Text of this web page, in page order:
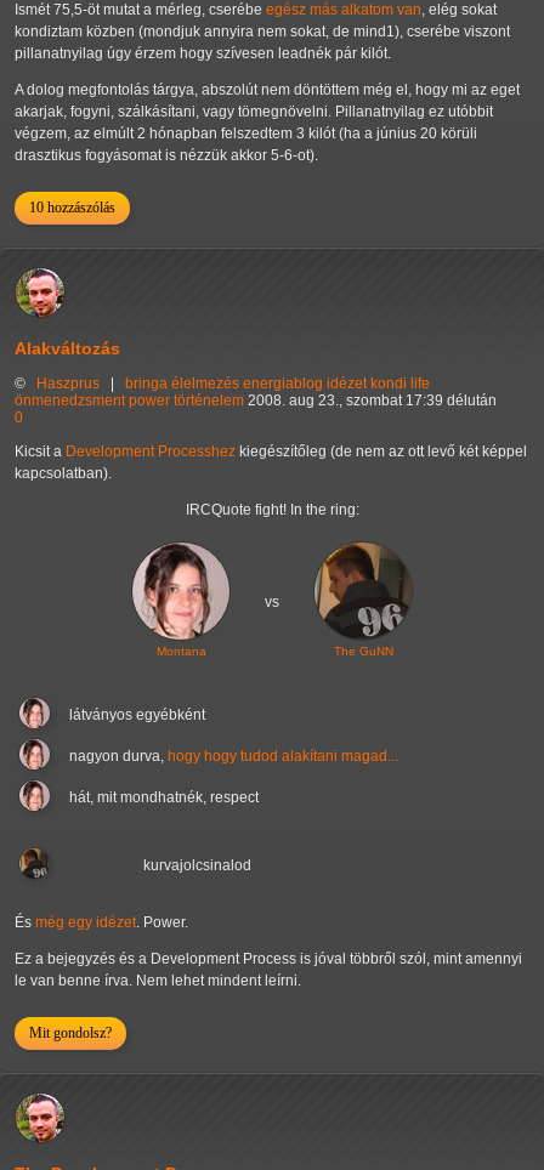
Ismét 75,5-öt mutat a mérleg, cserébe egész más alkatom van, elég sokat
kondiztam közben (mondjuk annyira nem sokat, de mind1), cserébe viszont
pillanatnyilag úgy érzem hogy szívesen leadnék pár kilót.
A dolog megfontolás tárgya, abszolút nem döntöttem még el, hogy mi az eget
akarjak, fogyni, szálkásítani, vagy tömegnövelni. Pillanatnyilag ez utóbbit
végzem, az elmúlt 2 hónapban felszedtem 3 kilót (ha a június 20 körüli
drasztikus fogyásomat is nézzük akkor 5-6-ot).
10 hozzászólás
Alakváltozás
© Haszprus bringa élelmezés energiablog idézet kondi life
önmenedzsment power történelem 2008. aug 23., szombat 17:39 délután
0
Kicsit a Development Processhez kiegészítőleg (de nem az ott levő két képpel
kapcsolatban).
IRCQuote fight! In the ring:
Montana
vs
The GuNN
látványos egyébként
nagyon durva, hogy hogy tudod alakítani magad...
hát, mit mondhatnék, respect
kurvajolcsinalod
És még egy idézet. Power.
Ez a bejegyzés és a Development Process is jóval többről szól, mint amennyi
le van benne írva. Nem lehet mindent leírni.
Mit gondolsz?